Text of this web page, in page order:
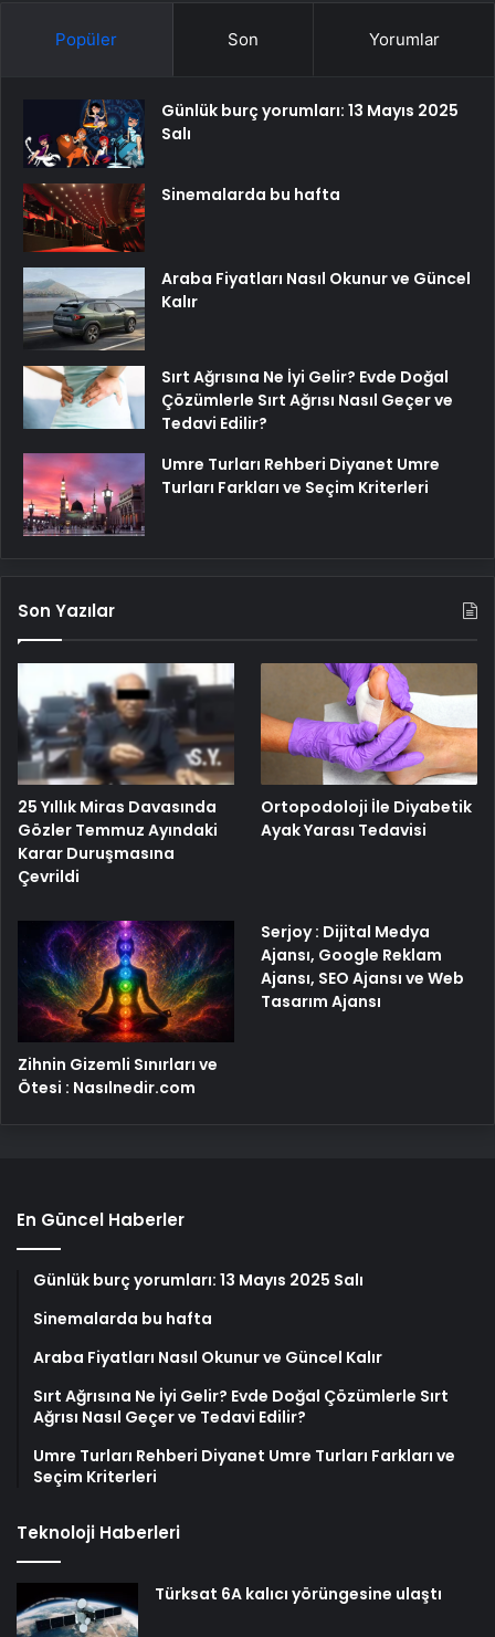
Popüler Son Yorumlar
Günlük burç yorumları: 13 Mayıs 2025
Salı
Sinemalarda bu hafta
Araba Fiyatları Nasıl Okunur ve Güncel
Kalır
Sırt Ağrısına Ne İyi Gelir? Evde Doğal
Çözümlerle Sırt Ağrısı Nasıl Geçer ve
Tedavi Edilir?
Umre Turları Rehberi Diyanet Umre
Turları Farkları ve Seçim Kriterleri
Son Yazılar
25 Yıllık Miras Davasında
Gözler Temmuz Ayındaki
Karar Duruşmasına
Çevrildi
Ortopodoloji İle Diyabetik
Ayak Yarası Tedavisi
Zihnin Gizemli Sınırları ve
Ötesi : Nasılnedir.com
Serjoy : Dijital Medya
Ajansı, Google Reklam
Ajansı, SEO Ajansı ve Web
Tasarım Ajansı
En Güncel Haberler
Günlük burç yorumları: 13 Mayıs 2025 Salı
Sinemalarda bu hafta
Araba Fiyatları Nasıl Okunur ve Güncel Kalır
Sırt Ağrısına Ne İyi Gelir? Evde Doğal Çözümlerle Sırt
Ağrısı Nasıl Geçer ve Tedavi Edilir?
Umre Turları Rehberi Diyanet Umre Turları Farkları ve
Seçim Kriterleri
Teknoloji Haberleri
Türksat 6A kalıcı yörüngesine ulaştı